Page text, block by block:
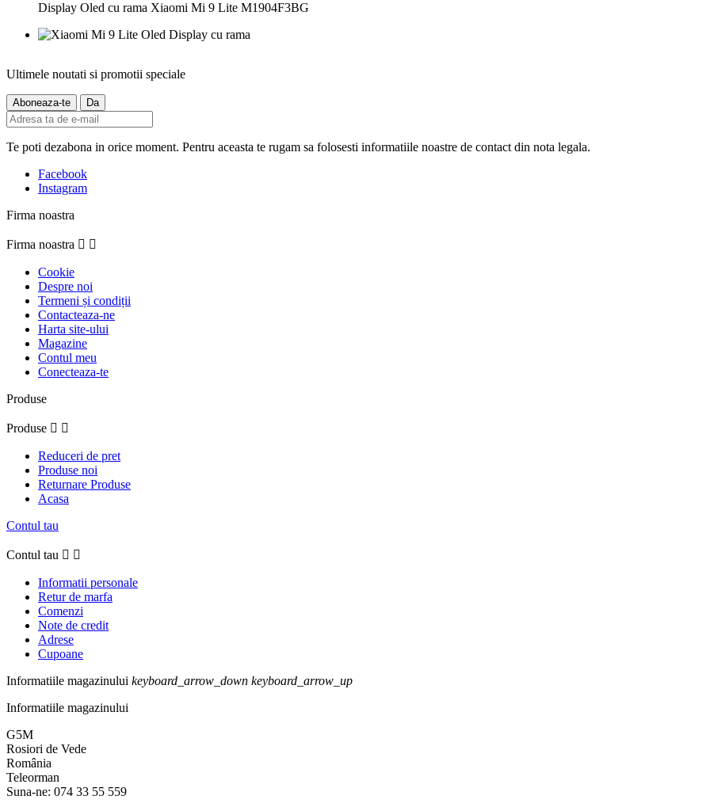
Display Oled cu rama Xiaomi Mi 9 Lite M1904F3BG
Ultimele noutati si promotii speciale
Te poti dezabona in orice moment. Pentru aceasta te rugam sa folosesti informatiile noastre de contact din nota legala.
Facebook
Instagram
Firma noastra
Firma noastra  
Cookie
Despre noi
Termeni și condiții
Contacteaza-ne
Harta site-ului
Magazine
Contul meu
Conecteaza-te
Produse
Produse  
Reduceri de pret
Produse noi
Returnare Produse
Acasa
Contul tau
Contul tau  
Informatii personale
Retur de marfa
Comenzi
Note de credit
Adrese
Cupoane
Informatiile magazinului keyboard_arrow_down keyboard_arrow_up
Informatiile magazinului
G5M
Rosiori de Vede
România
Teleorman
Suna-ne: 074 33 55 559